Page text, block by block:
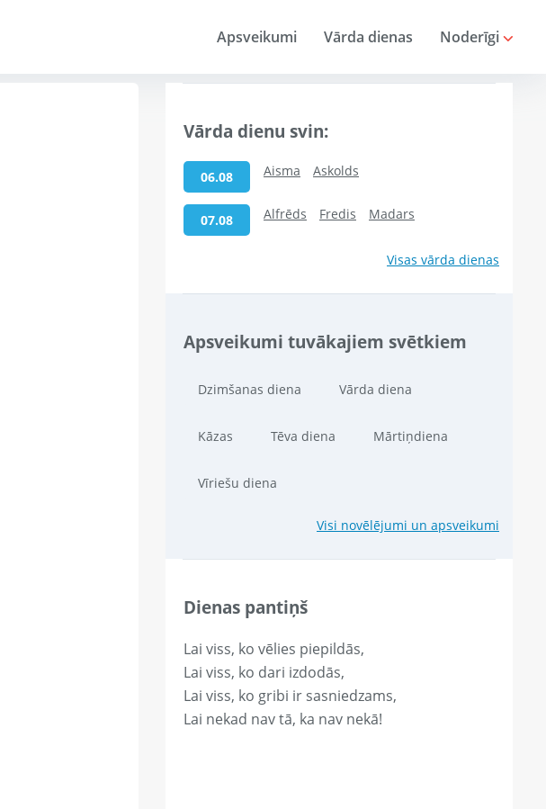
Apsveikumi Vārda dienas Noderīgi
Vārda dienu svin:
06.08 Aisma Askolds
07.08 Alfrēds Fredis Madars
Visas vārda dienas
Apsveikumi tuvākajiem svētkiem
Dzimšanas diena Vārda diena
Kāzas Tēva diena Mārtiņdiena
Vīriešu diena
Visi novēlējumi un apsveikumi
Dienas pantiņš
Lai viss, ko vēlies piepildās,
Lai viss, ko dari izdodās,
Lai viss, ko gribi ir sasniedzams,
Lai nekad nav tā, ka nav nekā!